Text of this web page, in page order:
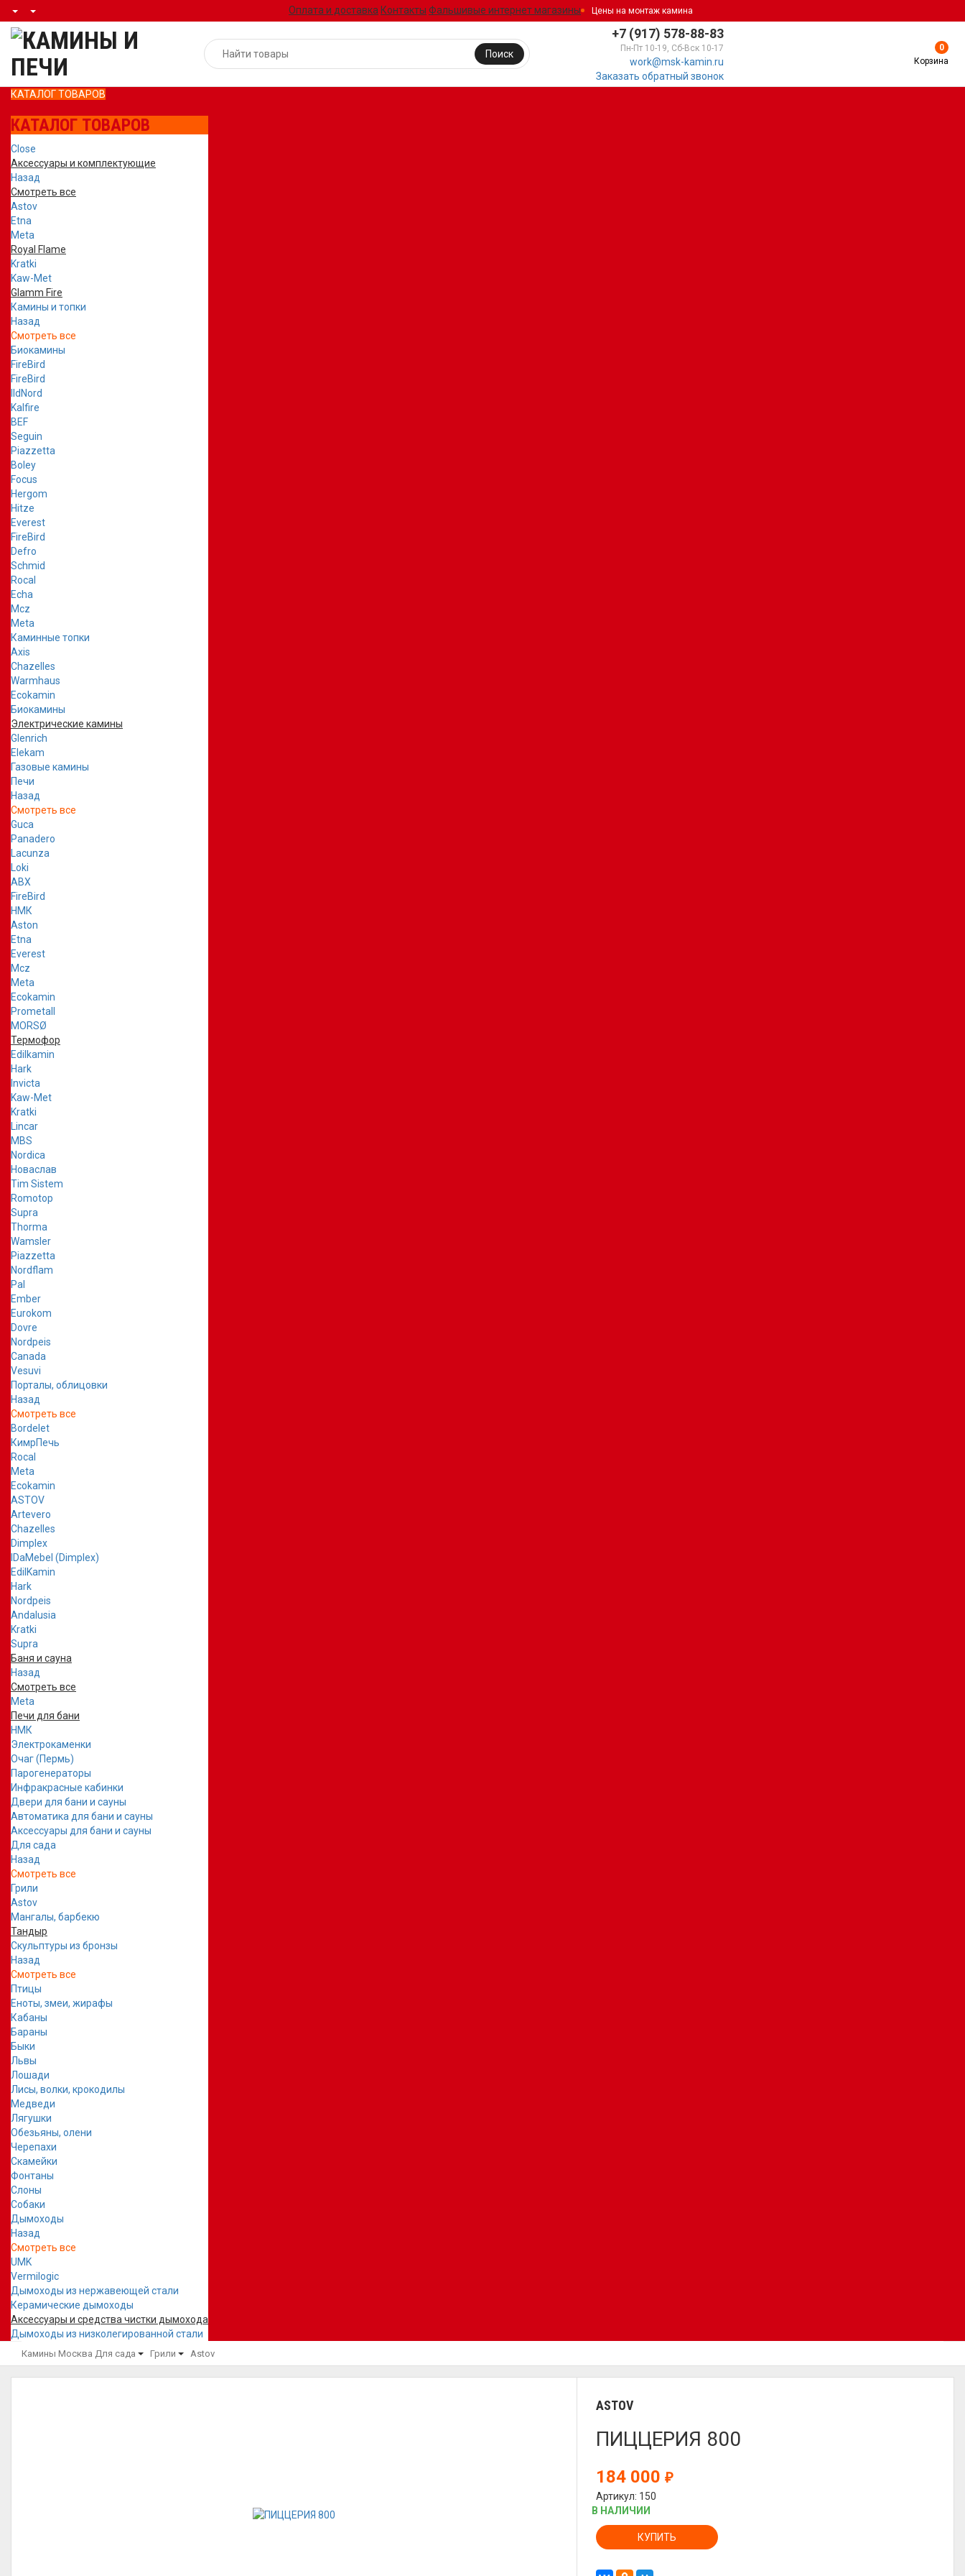
Оплата и доставка Контакты Фальшивые интернет магазины Цены на монтаж камина
+7 (917) 578-88-83
Пн-Пт 10-19, Сб-Вск 10-17
work@msk-kamin.ru
Заказать обратный звонок
Поиск
0
Корзина
КАТАЛОГ ТОВАРОВ
КАТАЛОГ ТОВАРОВ
Close
Аксессуары и комплектующие
Назад
Смотреть все
Astov
Etna
Meta
Royal Flame
Kratki
Kaw-Met
Glamm Fire
Камины и топки
Назад
Смотреть все
Биокамины
FireBird
FireBird
IldNord
Kalfire
BEF
Seguin
Piazzetta
Boley
Focus
Hergom
Hitze
Everest
FireBird
Defro
Schmid
Rocal
Echa
Mcz
Meta
Каминные топки
Axis
Chazelles
Warmhaus
Ecokamin
Биокамины
Электрические камины
Glenrich
Elekam
Газовые камины
Печи
Назад
Смотреть все
Guca
Panadero
Lacunza
Loki
ABX
FireBird
НМК
Aston
Etna
Everest
Mcz
Meta
Ecokamin
Prometall
MORSØ
Термофор
Edilkamin
Hark
Invicta
Kaw-Met
Kratki
Lincar
MBS
Nordica
Новаслав
Tim Sistem
Romotop
Supra
Thorma
Wamsler
Piazzetta
Nordflam
Pal
Ember
Eurokom
Dovre
Nordpeis
Canada
Vesuvi
Порталы, облицовки
Назад
Смотреть все
Bordelet
КимрПечь
Rocal
Meta
Ecokamin
ASTOV
Artevero
Chazelles
Dimplex
IDaMebel (Dimplex)
EdilKamin
Hark
Nordpeis
Andalusia
Kratki
Supra
Баня и сауна
Назад
Смотреть все
Meta
Печи для бани
НМК
Электрокаменки
Очаг (Пермь)
Парогенераторы
Инфракрасные кабинки
Двери для бани и сауны
Автоматика для бани и сауны
Аксессуары для бани и сауны
Для сада
Назад
Смотреть все
Грили
Astov
Мангалы, барбекю
Тандыр
Скульптуры из бронзы
Назад
Смотреть все
Птицы
Еноты, змеи, жирафы
Кабаны
Бараны
Быки
Львы
Лошади
Лисы, волки, крокодилы
Медведи
Лягушки
Обезьяны, олени
Черепахи
Скамейки
Фонтаны
Слоны
Собаки
Дымоходы
Назад
Смотреть все
UMK
Vermilogic
Дымоходы из нержавеющей стали
Керамические дымоходы
Аксессуары и средства чистки дымохода
Дымоходы из низколегированной стали
Камины Москва Для сада Грили Astov
ASTOV
ПИЦЦЕРИЯ 800
184 000₽
Артикул: 150
В НАЛИЧИИ
КУПИТЬ